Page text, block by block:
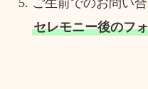
ご生前でのお問い
セレモニー後のフ